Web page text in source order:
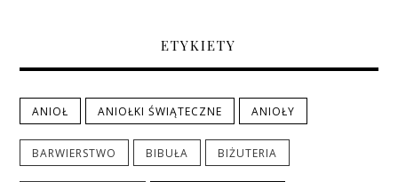
ETYKIETY
ANIOŁ ANIOŁKI ŚWIĄTECZNE ANIOŁY
BARWIERSTWO BIBUŁA BIŻUTERIA